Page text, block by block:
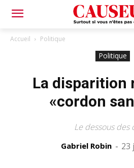
Accueil Politique
Politique
La disparition
«cordon
Le dessous des
Gabriel Robin - 23